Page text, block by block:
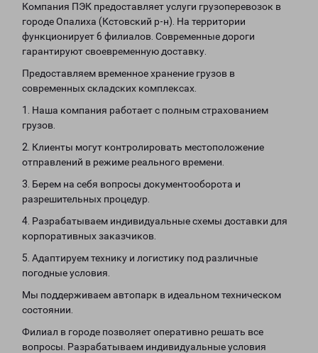
Компания ПЭК предоставляет услуги грузоперевозок в
городе Опалиха (Кстовский р-н). На территории
функционирует 6 филиалов. Современные дороги
гарантируют своевременную доставку.
Предоставляем временное хранение грузов в
современных складских комплексах.
1. Наша компания работает с полным страхованием
грузов.
2. Клиенты могут контролировать местоположение
отправлений в режиме реального времени.
3. Берем на себя вопросы документооборота и
разрешительных процедур.
4. Разрабатываем индивидуальные схемы доставки для
корпоративных заказчиков.
5. Адаптируем технику и логистику под различные
погодные условия.
Мы поддерживаем автопарк в идеальном техническом
состоянии.
Филиал в городе позволяет оперативно решать все
вопросы. Разрабатываем индивидуальные условия